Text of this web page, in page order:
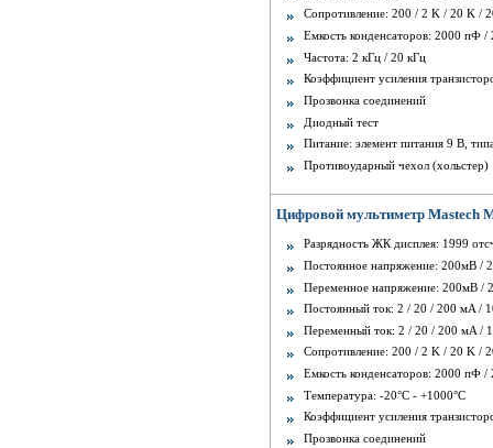
Сопротивление: 200 / 2 K / 20 K /
Емкость конденсаторов: 2000 пФ
Частота: 2 кГц / 20 кГц
Коэффициент усиления
Прозвонка соединений
Диодный тест
Питание: элемент питания 9 В,
Противоударный чехол (хольстер)
Цифровой мультиметр Mastech
Разрядность ЖК дисплея: 1999
Постоянное напряжение: 200мВ /
Переменное напряжение: 200мВ /
Постоянный ток: 2 / 20 / 200 мA /
Переменный ток: 2 / 20 / 200 мA /
Сопротивление: 200 / 2 K / 20 K /
Емкость конденсаторов: 2000 пФ
Температура: -20°С - +1000°С
Коэффициент усиления
Прозвонка соединений